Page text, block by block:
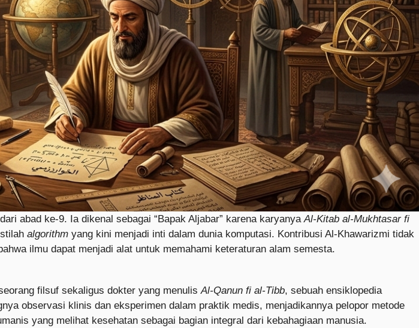
abad ke-9. Ia dikenal sebagai “Bapak Aljabar” karena karyanyaAl-Kitab al-Mukhtasar fi
algorithm yang kini menjadi inti dalam dunia komputasi. Kontribusi Al-Khawarizmi tidak
ilmu dapat menjadi alat untuk memahami keteraturan alam semesta.
filsuf sekaligus dokter yang menulisAl-Qanun fi al-Tibb, sebuah ensiklopedia
observasi klinis dan eksperimen dalam praktik medis, menjadikannya pelopor metode
yang melihat kesehatan sebagai bagian integral dari kebahagiaan manusia.